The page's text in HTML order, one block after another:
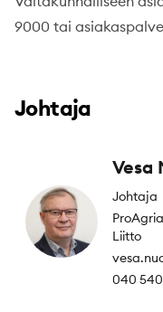
9000 tai
Johtaja
Vesa
Johtaja
Liitto
040 540